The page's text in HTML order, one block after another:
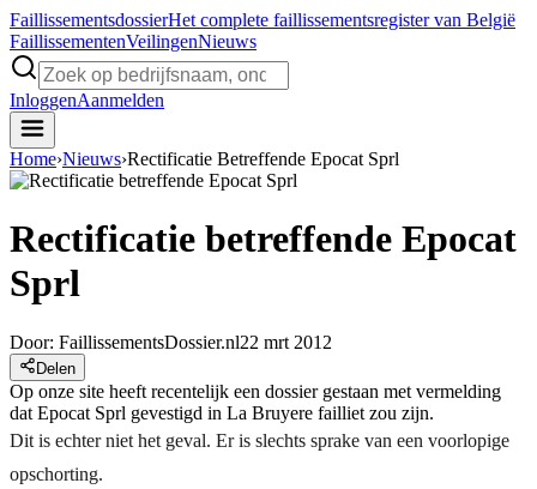
FaillissementsdossierHet complete faillissementsregister van België
FaillissementenVeilingenNieuws
InloggenAanmelden
Home›Nieuws›Rectificatie Betreffende Epocat Sprl
Rectificatie betreffende Epocat
Sprl
Door: FaillissementsDossier.nl22 mrt 2012
Delen
Op onze site heeft recentelijk een dossier gestaan met vermelding
dat Epocat Sprl gevestigd in La Bruyere failliet zou zijn.
Dit is echter niet het geval. Er is slechts sprake van een voorlopige
opschorting.